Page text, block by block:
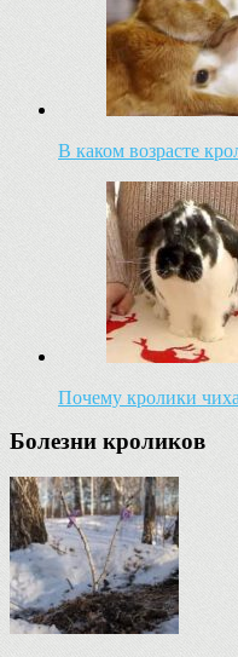
В каком возрасте
Почему кролики
Болезни кроликов